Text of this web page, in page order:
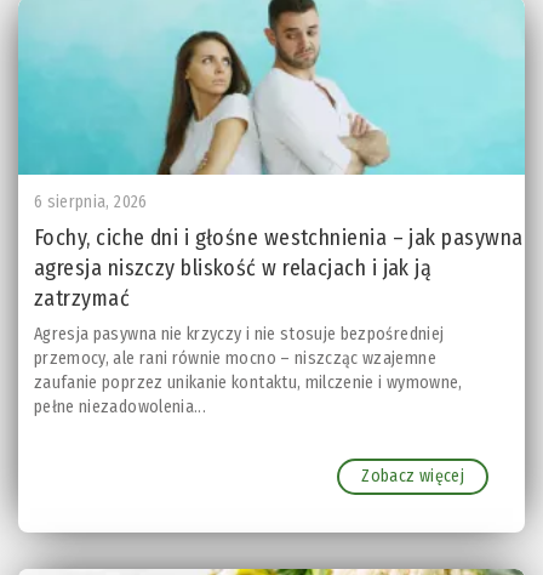
6 sierpnia, 2026
Fochy, ciche dni i głośne westchnienia – jak pasywna
agresja niszczy bliskość w relacjach i jak ją
zatrzymać
Agresja pasywna nie krzyczy i nie stosuje bezpośredniej
przemocy, ale rani równie mocno – niszcząc wzajemne
zaufanie poprzez unikanie kontaktu, milczenie i wymowne,
pełne niezadowolenia...
Zobacz więcej